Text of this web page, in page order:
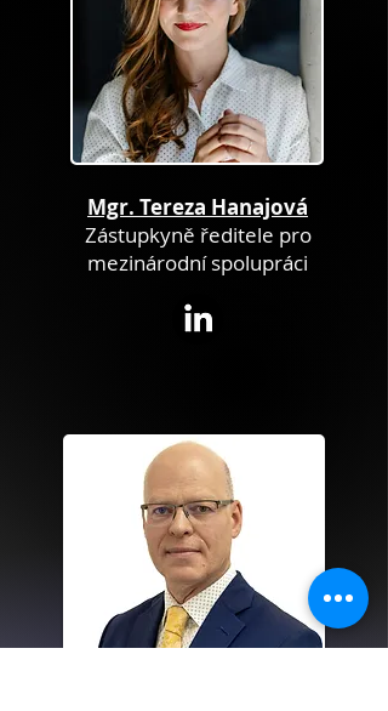
Mgr. Tereza Hanajová
Zástupkyně ředitele pro
mezinárodní spolupráci